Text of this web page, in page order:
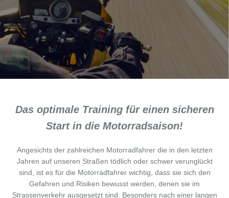
Das optimale Training für einen sicheren
Start in die Motorradsaison!
Angesichts der zahlreichen Motorradfahrer die in den letzten
Jahren auf unseren Straßen tödlich oder schwer verunglückt
sind, ist es für die Motorradfahrer wichtig, dass sie sich den
Gefahren und Risiken bewusst werden, denen sie im
Strassenverkehr ausgesetzt sind. Besonders nach einer langen